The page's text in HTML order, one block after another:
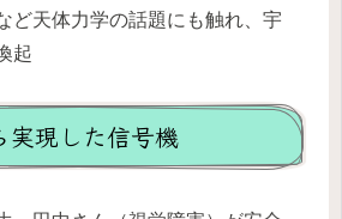
ど天体力学の話題にも触れ、宇
起
実現した信号機